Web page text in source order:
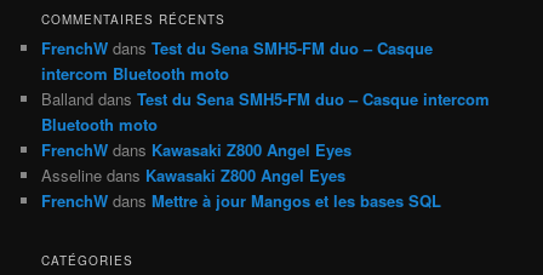
h
e
COMMENTAIRES RÉCENTS
FrenchW dansTest du Sena SMH5-FM duo – Casque
intercom Bluetooth moto
Balland dansTest du Sena SMH5-FM duo – Casque intercom
Bluetooth moto
FrenchW dans Kawasaki Z800 Angel Eyes
Asseline dans Kawasaki Z800 Angel Eyes
FrenchW dansMettre à jour Mangos et les bases SQL
CATÉGORIES